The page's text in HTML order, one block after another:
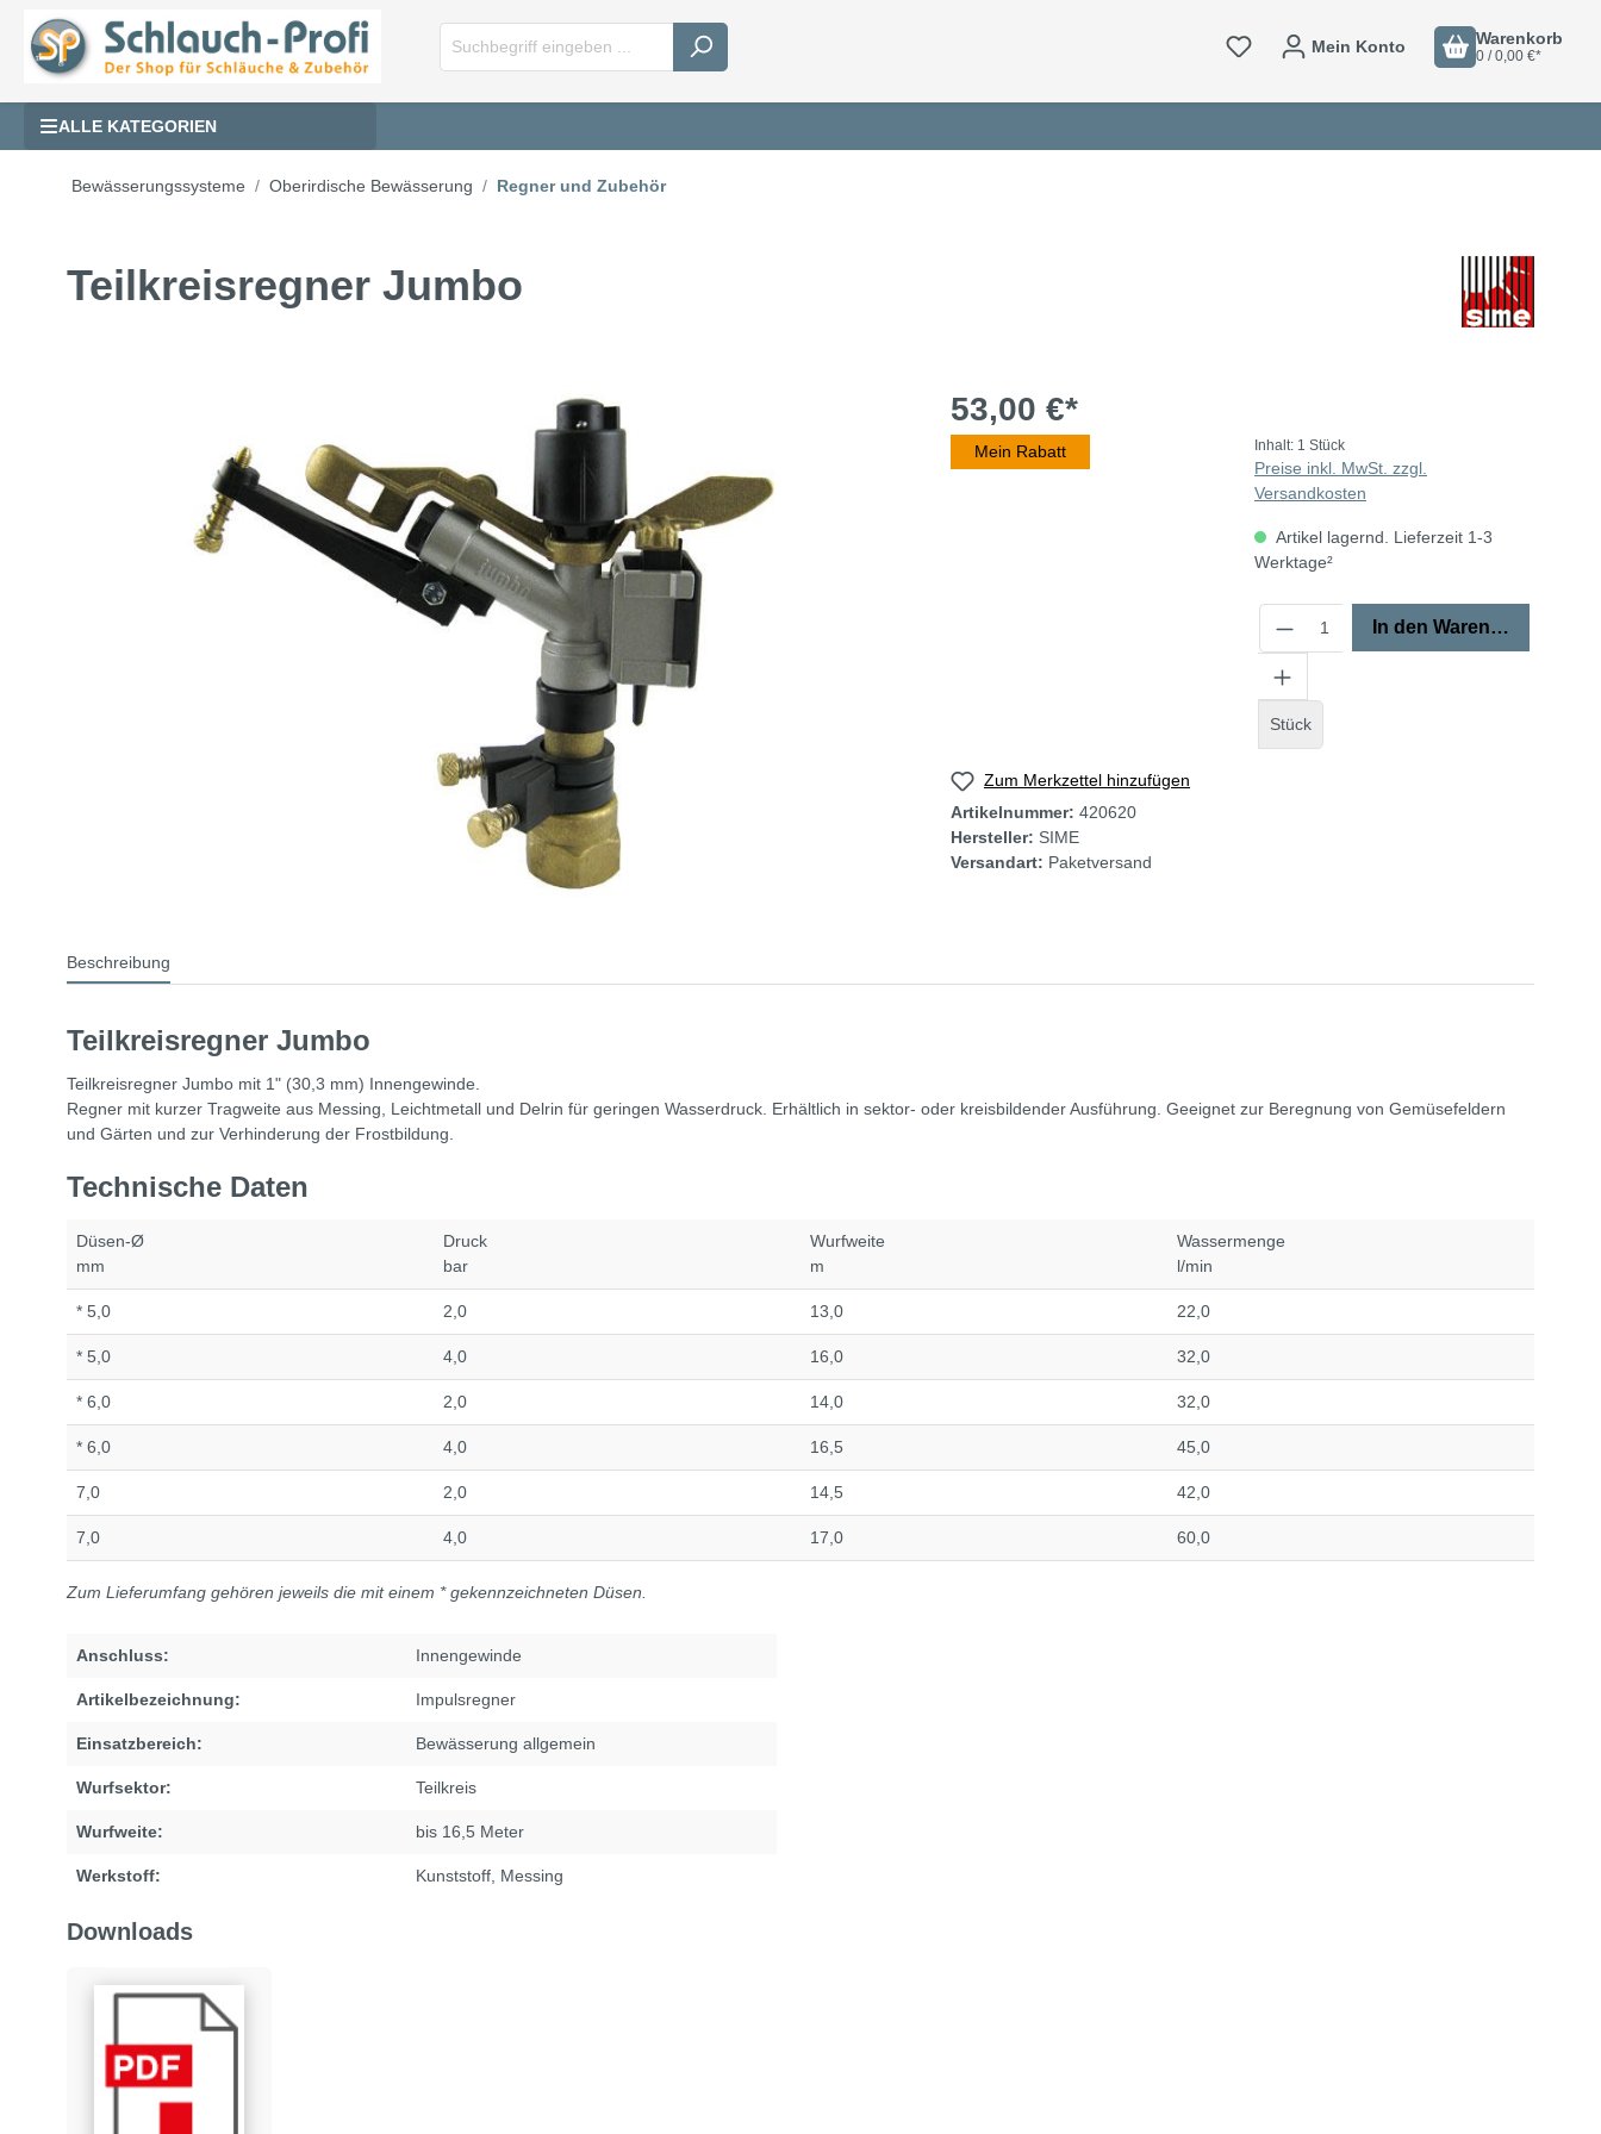
Mein Konto Warenkorb
0 / 0,00 €*
ALLE KATEGORIEN
Bewässerungssysteme Oberirdische Bewässerung Regner und Zubehör
Teilkreisregner Jumbo
53,00 €*
Mein Rabatt Inhalt: 1 Stück
Preise inkl. MwSt. zzgl.
Versandkosten
Artikel lagernd. Lieferzeit 1-3
Werktage²
Stück
In den Warenkorb
Zum Merkzettel hinzufügen
Artikelnummer: 420620
Hersteller: SIME
Versandart: Paketversand
Beschreibung
Teilkreisregner Jumbo
Teilkreisregner Jumbo mit 1" (30,3 mm) Innengewinde.
Regner mit kurzer Tragweite aus Messing, Leichtmetall und Delrin für geringen Wasserdruck. Erhältlich in sektor- oder kreisbildender Ausführung. Geeignet zur Beregnung von Gemüsefeldern
und Gärten und zur Verhinderung der Frostbildung.
Technische Daten
Düsen-Ø
mm
Druck
bar
Wurfweite
m
Wassermenge
l/min
* 5,0 2,0 13,0 22,0
* 5,0 4,0 16,0 32,0
* 6,0 2,0 14,0 32,0
* 6,0 4,0 16,5 45,0
7,0 2,0 14,5 42,0
7,0 4,0 17,0 60,0
Zum Lieferumfang gehören jeweils die mit einem * gekennzeichneten Düsen.
Anschluss: Innengewinde
Artikelbezeichnung: Impulsregner
Einsatzbereich: Bewässerung allgemein
Wurfsektor: Teilkreis
Wurfweite: bis 16,5 Meter
Werkstoff: Kunststoff , Messing
Downloads